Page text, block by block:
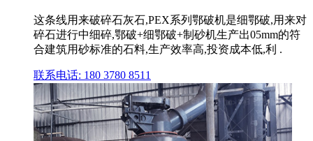
这条线用来破碎石灰石,PEX系列鄂破机是细鄂破,用来对
碎石进行中细碎,鄂破+细鄂破+制砂机生产出05mm的符
合建筑用砂标准的石料,生产效率高,投资成本低,利 .
联系电话: 180 3780 8511